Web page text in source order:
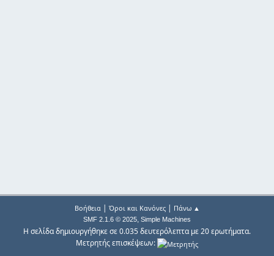
Βοήθεια| Όροι και Κανόνες| Πάνω ▲
SMF 2.1.6 © 2025, Simple Machines
Η σελίδα δημιουργήθηκε σε 0.035 δευτερόλεπτα με 20 ερωτήματα.
Μετρητής επισκέψεων: